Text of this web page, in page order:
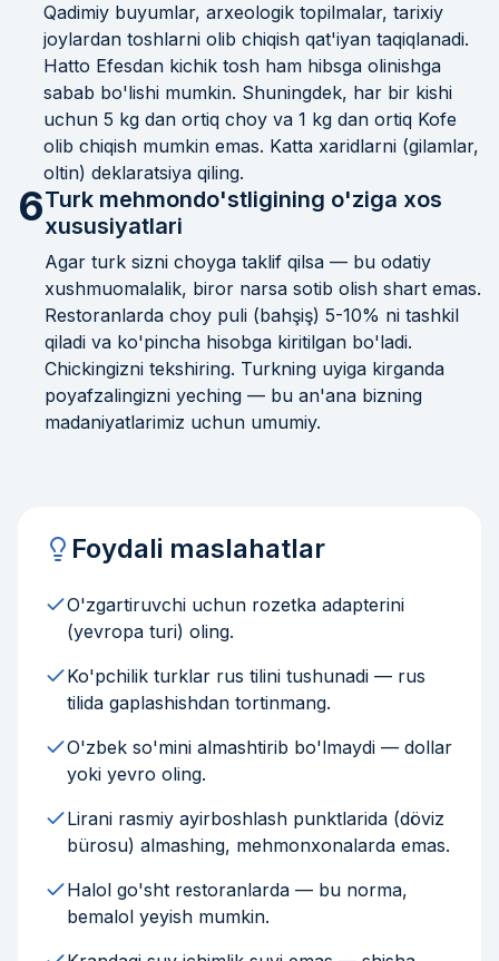
Qadimiy buyumlar, arxeologik topilmalar, tarixiy
joylardan toshlarni olib chiqish qat'iyan taqiqlanadi.
Hatto Efesdan kichik tosh ham hibsga olinishga
sabab bo'lishi mumkin. Shuningdek, har bir kishi
uchun 5 kg dan ortiq choy va 1 kg dan ortiq Kofe
olib chiqish mumkin emas. Katta xaridlarni (gilamlar,
oltin) deklaratsiya qiling.
6Turk mehmondo'stligining o'ziga xos
xususiyatlari
Agar turk sizni choyga taklif qilsa — bu odatiy
xushmuomalalik, biror narsa sotib olish shart emas.
Restoranlarda choy puli (bahşiş) 5-10% ni tashkil
qiladi va ko'pincha hisobga kiritilgan bo'ladi.
Chickingizni tekshiring. Turkning uyiga kirganda
poyafzalingizni yeching — bu an'ana bizning
madaniyatlarimiz uchun umumiy.
Foydali maslahatlar
O'zgartiruvchi uchun rozetka adapterini
(yevropa turi) oling.
Ko'pchilik turklar rus tilini tushunadi — rus
tilida gaplashishdan tortinmang.
O'zbek so'mini almashtirib bo'lmaydi — dollar
yoki yevro oling.
Lirani rasmiy ayirboshlash punktlarida (döviz
bürosu) almashing, mehmonxonalarda emas.
Halol go'sht restoranlarda — bu norma,
bemalol yeyish mumkin.